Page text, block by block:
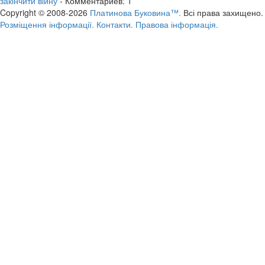
Copyright © 2008-2026 Платинова Буковина™. Всі права захищено.
Розміщення інформації. Контакти. Правова інформація.